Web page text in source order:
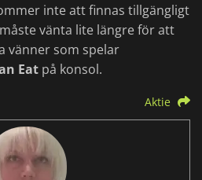
inte att finnas tillgängligt
vänta lite längre för att
vänner som spelar
Eat på konsol.
Aktie